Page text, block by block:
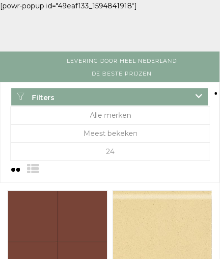
[powr-popup id="49eaf133_1594841918"]
LEVERING DOOR HEEL NEDERLAND
DE BESTE PRIJZEN
Filters
Alle merken
Meest bekeken
24